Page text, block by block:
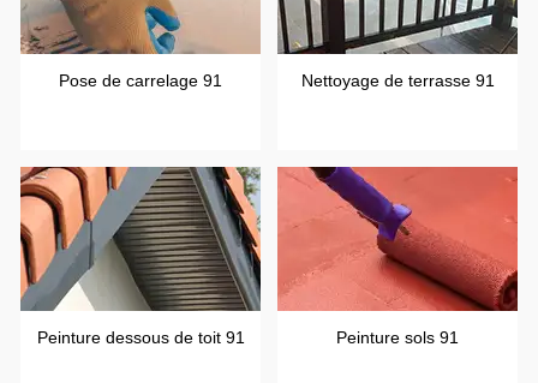
Pose de carrelage 91 Nettoyage de terrasse 91
Peinture dessous de toit 91 Peinture sols 91